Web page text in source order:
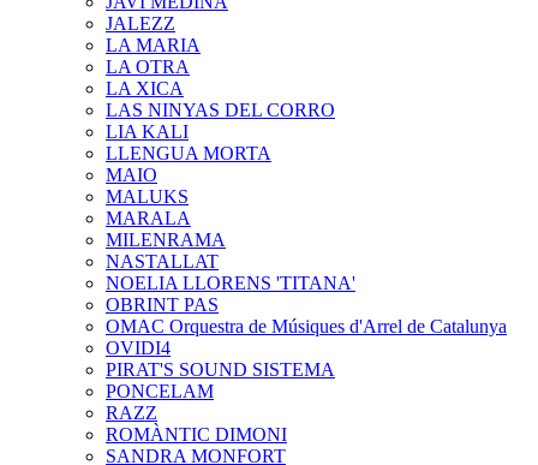
JALEZZ
LA MARIA
LA OTRA
LA XICA
LAS NINYAS DEL CORRO
LIA KALI
LLENGUA MORTA
MAIO
MALUKS
MARALA
MILENRAMA
NASTALLAT
NOELIA LLORENS 'TITANA'
OBRINT PAS
OMAC Orquestra de Músiques d'Arrel de Catalunya
OVIDI4
PIRAT'S SOUND SISTEMA
PONCELAM
RAZZ
ROMÀNTIC DIMONI
SANDRA MONFORT